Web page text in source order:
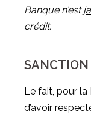
Banque n’est
crédit.
SANCTION
Le fait, pour la
d’avoir